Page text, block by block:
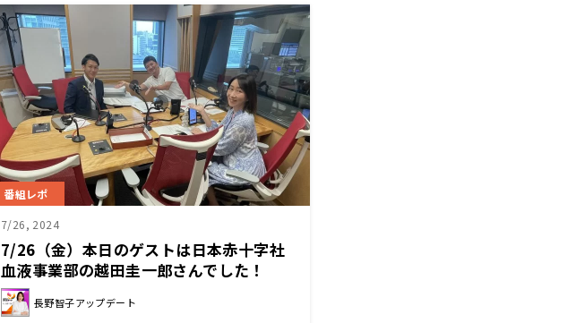
番組レポ
7/26, 2024
7/26（金）本日のゲストは日本赤十字社
血液事業部の越田圭一郎さんでした！
長野智子アップデート